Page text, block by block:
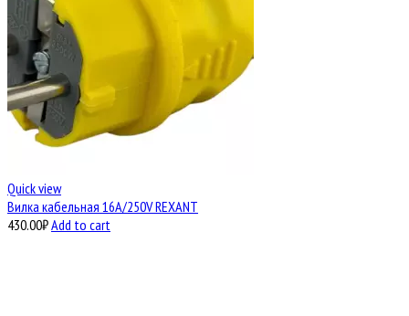
Quick view
Вилка кабельная 16A/250V REXANT
430.00₽Add to cart